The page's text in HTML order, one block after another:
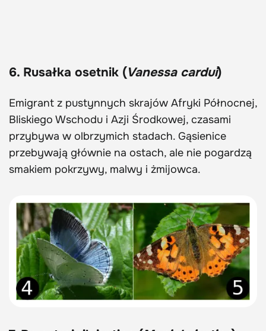
6. Rusałka osetnik (Vanessa cardui)
Emigrant z pustynnych skrajów Afryki Północnej,
Bliskiego Wschodu i Azji Środkowej, czasami
przybywa w olbrzymich stadach. Gąsienice
przebywają głównie na ostach, ale nie pogardzą
smakiem pokrzywy, malwy i żmijowca.